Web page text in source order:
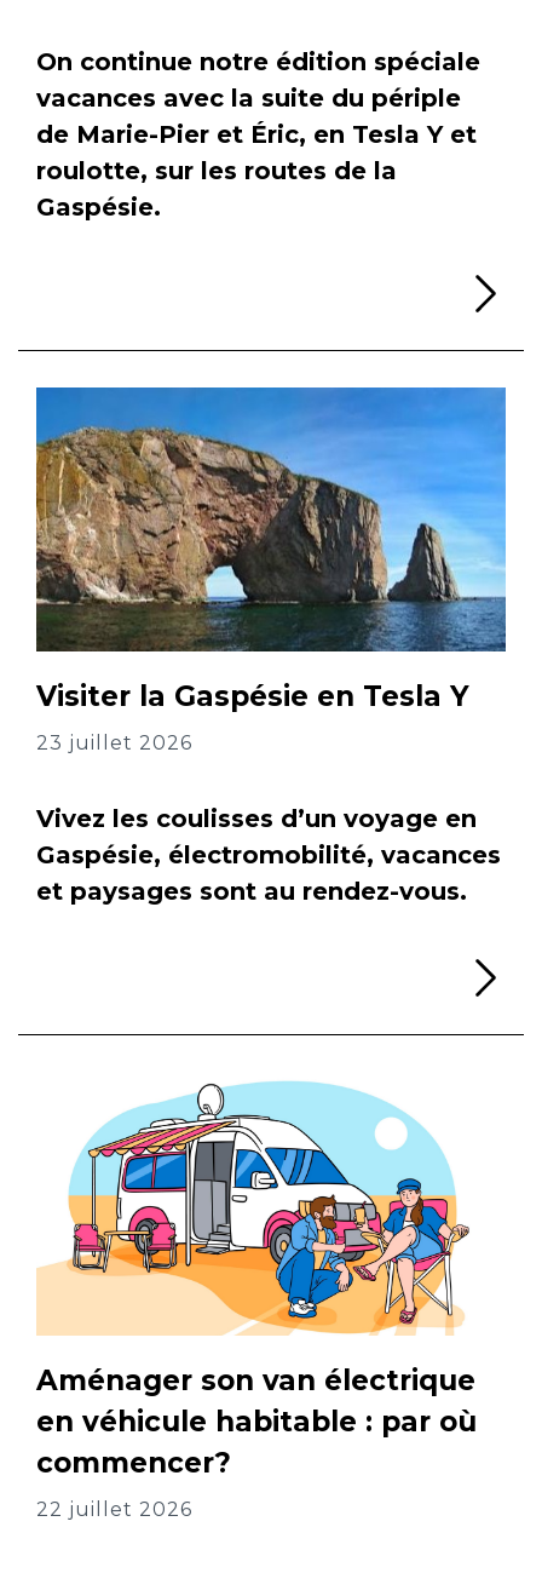
On continue notre édition spéciale
vacances avec la suite du périple
de Marie-Pier et Éric, en Tesla Y et
roulotte, sur les routes de la
Gaspésie.
Visiter la Gaspésie en Tesla Y
23 juillet 2026
Vivez les coulisses d’un voyage en
Gaspésie, électromobilité, vacances
et paysages sont au rendez-vous.
Aménager son van électrique
en véhicule habitable : par où
commencer?
22 juillet 2026